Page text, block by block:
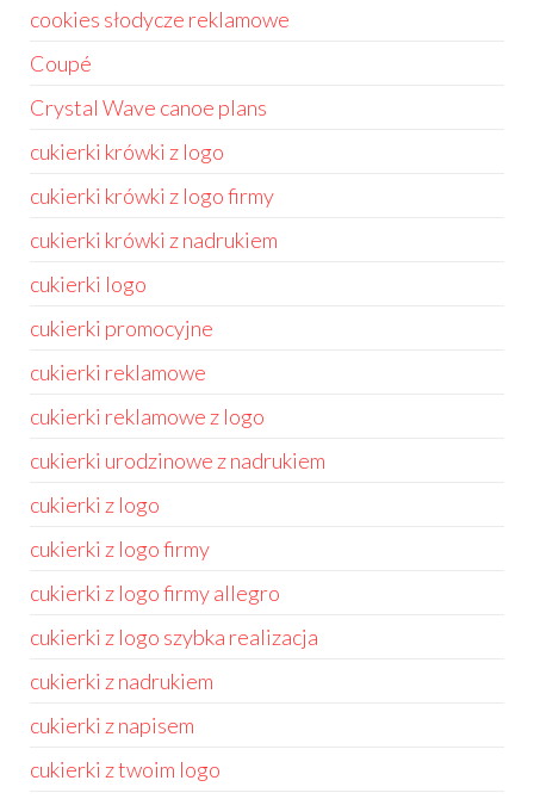
cookies słodycze reklamowe
Coupé
Crystal Wave canoe plans
cukierki krówki z logo
cukierki krówki z logo firmy
cukierki krówki z nadrukiem
cukierki logo
cukierki promocyjne
cukierki reklamowe
cukierki reklamowe z logo
cukierki urodzinowe z nadrukiem
cukierki z logo
cukierki z logo firmy
cukierki z logo firmy allegro
cukierki z logo szybka realizacja
cukierki z nadrukiem
cukierki z napisem
cukierki z twoim logo